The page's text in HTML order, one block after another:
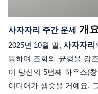
사자자리 주간 운세 개
2025년 10월 말, 사자자리
동하며 조화와 균형을 강
이 당신의 5번째 하우스(
이디어가 샘솟을 거예요.